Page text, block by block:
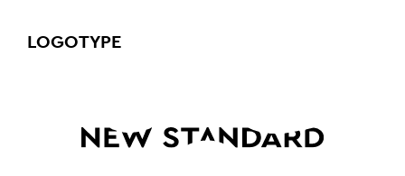
LOGOTYPE